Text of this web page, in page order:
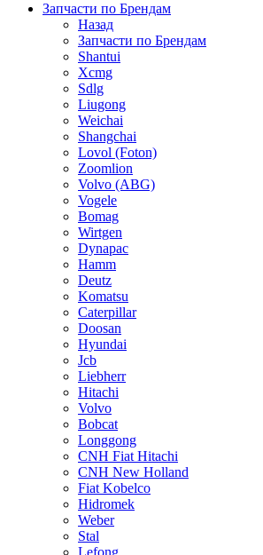
Запчасти по Брендам
Назад
Запчасти по Брендам
Shantui
Xcmg
Sdlg
Liugong
Weichai
Shangchai
Lovol (Foton)
Zoomlion
Volvo (ABG)
Vogele
Bomag
Wirtgen
Dynapac
Hamm
Deutz
Komatsu
Caterpillar
Doosan
Hyundai
Jcb
Liebherr
Hitachi
Volvo
Bobcat
Longgong
CNH Fiat Hitachi
CNH New Holland
Fiat Kobelco
Hidromek
Weber
Stal
Lefong